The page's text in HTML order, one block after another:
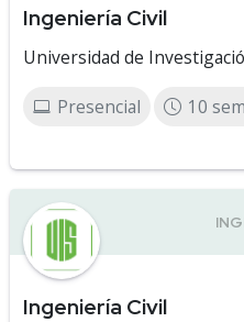
Ingeniería Civil
Universidad de
Presencial 10
Ingeniería Civil